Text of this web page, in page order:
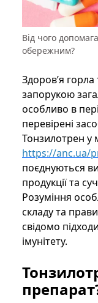
Від чого
обережним?
Здоров’я горла
запорукою
особливо в
перевірені
Тонзилотрен у
https://anc.ua/
поєднуються
продукції та
Розуміння
складу та
свідомо
імунітету.